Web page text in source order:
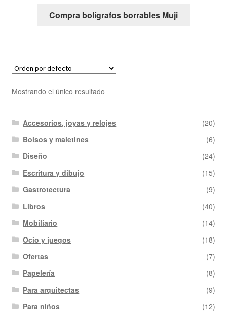
Compra bolígrafos borrables Muji
Mostrando el único resultado
Accesorios, joyas y relojes
(20)
Bolsos y maletines
(6)
Diseño
(24)
Escritura y dibujo
(15)
Gastrotectura
(9)
Libros
(40)
Mobiliario
(14)
Ocio y juegos
(18)
Ofertas
(7)
Papelería
(8)
Para arquitectas
(9)
Para niños
(12)